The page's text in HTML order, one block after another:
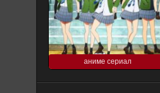
аниме сериал